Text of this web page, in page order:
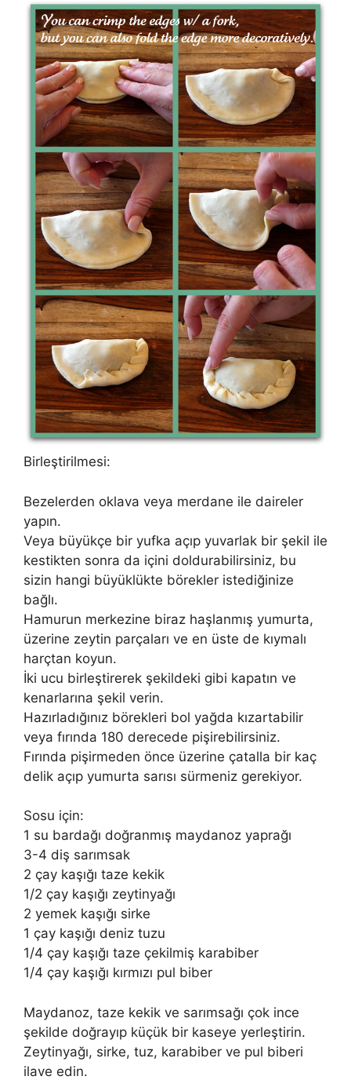
Birleştirilmesi:
Bezelerden oklava veya merdane ile daireler
yapın.
Veya büyükçe bir yufka açıp yuvarlak bir şekil ile
kestikten sonra da içini doldurabilirsiniz, bu
sizin hangi büyüklükte börekler istediğinize
bağlı.
Hamurun merkezine biraz haşlanmış yumurta,
üzerine zeytin parçaları ve en üste de kıymalı
harçtan koyun.
İki ucu birleştirerek şekildeki gibi kapatın ve
kenarlarına şekil verin.
Hazırladığınız börekleri bol yağda kızartabilir
veya fırında 180 derecede pişirebilirsiniz.
Fırında pişirmeden önce üzerine çatalla bir kaç
delik açıp yumurta sarısı sürmeniz gerekiyor.
Sosu için:
1 su bardağı doğranmış maydanoz yaprağı
3-4 diş sarımsak
2 çay kaşığı taze kekik
1/2 çay kaşığı zeytinyağı
2 yemek kaşığı sirke
1 çay kaşığı deniz tuzu
1/4 çay kaşığı taze çekilmiş karabiber
1/4 çay kaşığı kırmızı pul biber
Maydanoz, taze kekik ve sarımsağı çok ince
şekilde doğrayıp küçük bir kaseye yerleştirin.
Zeytinyağı, sirke, tuz, karabiber ve pul biberi
ilave edin.